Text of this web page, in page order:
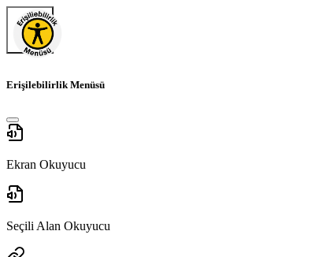
Erişilebilirlik Menüsü
Ekran Okuyucu
Seçili Alan Okuyucu